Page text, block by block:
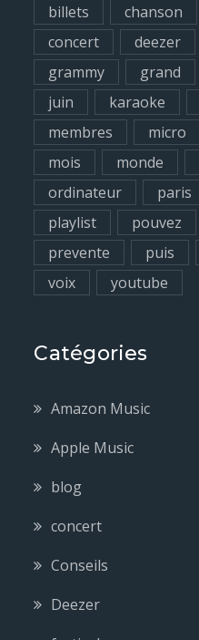
billets
chanson
concert
deezer
grammy
grand
juin
karaoke
membres
micro
mois
monde
ordinateur
paris
playlist
pouvez
prevente
puis
voix
youtube
Catégories
Amazon Music
Apple Music
blog
concert
Conseils
Deezer